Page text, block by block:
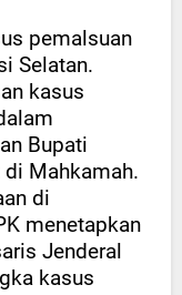
pemalsuan
Selatan.
kasus
Bupati
di Mahkamah.
di
menetapkan
Jenderal
kasus